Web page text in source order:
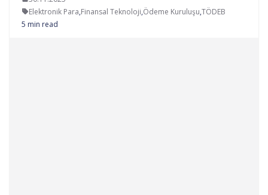
Elektronik Para,Finansal Teknoloji,Ödeme Kuruluşu,TÖDEB
5 min read